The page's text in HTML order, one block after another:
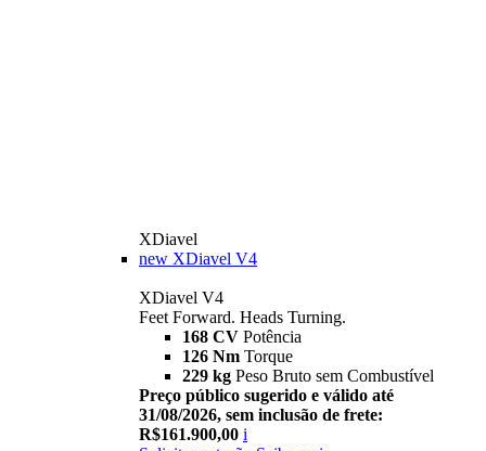
XDiavel
new XDiavel V4
XDiavel V4
Feet Forward. Heads Turning.
168 CV Potência
126 Nm Torque
229 kg Peso Bruto sem Combustível
Preço público sugerido e válido até
31/08/2026, sem inclusão de frete:
R$161.900,00 i